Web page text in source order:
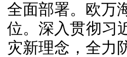
全面部署。欧万
位。深入贯彻习
灾新理念，全力